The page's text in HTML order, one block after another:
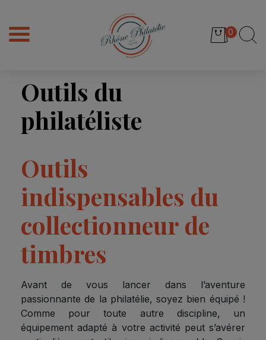
0
Outils du
philatéliste
Outils
indispensables du
collectionneur de
timbres
Avant de vous lancer dans l’aventure
passionnante de la philatélie, soyez bien équipé !
Comme pour toute autre discipline, un
équipement adapté à votre activité peut s’avérer